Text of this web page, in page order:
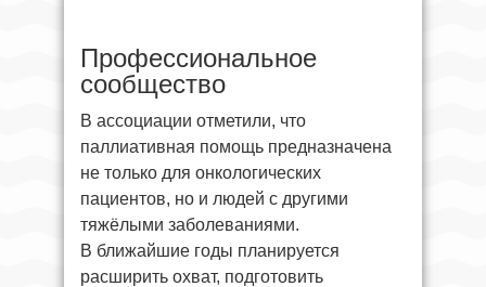
Профессиональное
сообщество
В ассоциации отметили, что
паллиативная помощь предназначена
не только для онкологических
пациентов, но и людей с другими
тяжёлыми заболеваниями.
В ближайшие годы планируется
расширить охват, подготовить